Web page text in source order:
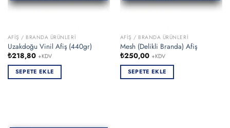
AFIŞ / BRANDA ÜRÜNLERI
Uzakdoğu Vinil Afiş (440gr)
₺218,80 +KDV
SEPETE EKLE
AFIŞ / BRANDA ÜRÜNLERI
Mesh (Delikli Branda) Afiş
₺250,00 +KDV
SEPETE EKLE